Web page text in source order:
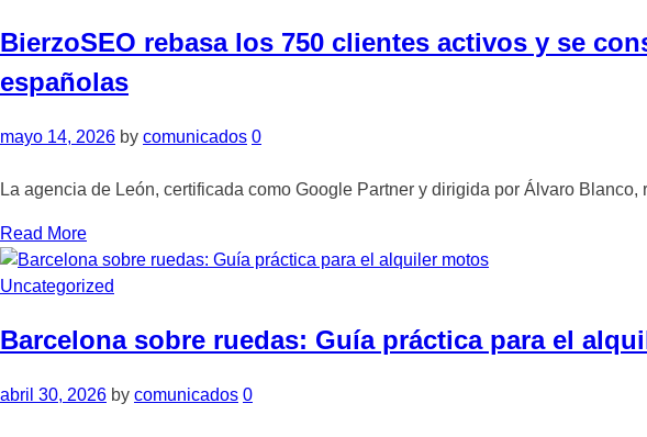
BierzoSEO rebasa los 750 clientes activos y se
españolas
mayo 14, 2026 by comunicados 0
La agencia de León, certificada como Google Partner y dirigida por Álvaro
Read More
Uncategorized
Barcelona sobre ruedas: Guía práctica para el
abril 30, 2026 by comunicados 0